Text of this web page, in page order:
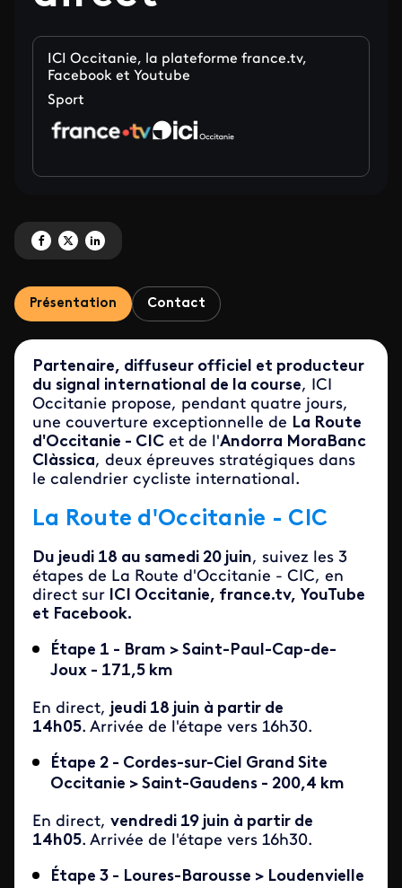
ICI Occitanie, la plateforme france.tv,
Facebook et Youtube
Sport
Partagez 'La Route d'Occitanie - CIC et Andorra MoraBanc Clàssica en
Partagez 'La Route d'Occitanie - CIC et Andorra MoraBanc Clàssica
Partagez 'La Route d'Occitanie - CIC et Andorra MoraBanc
Présentation Contact
Partenaire, diffuseur officiel et producteur
du signal international de la course, ICI
Occitanie propose, pendant quatre jours,
une couverture exceptionnelle de La Route
d'Occitanie - CIC et de l'Andorra MoraBanc
Clàssica, deux épreuves stratégiques dans
le calendrier cycliste international.
La Route d'Occitanie - CIC
Du jeudi 18 au samedi 20 juin, suivez les 3
étapes de La Route d'Occitanie - CIC, en
direct sur ICI Occitanie, france.tv, YouTube
et Facebook.
Étape 1 - Bram > Saint-Paul-Cap-de-
Joux - 171,5 km
En direct, jeudi 18 juin à partir de
14h05. Arrivée de l'étape vers 16h30.
Étape 2 - Cordes-sur-Ciel Grand Site
Occitanie > Saint-Gaudens - 200,4 km
En direct, vendredi 19 juin à partir de
14h05. Arrivée de l'étape vers 16h30.
Étape 3 - Loures-Barousse > Loudenvielle